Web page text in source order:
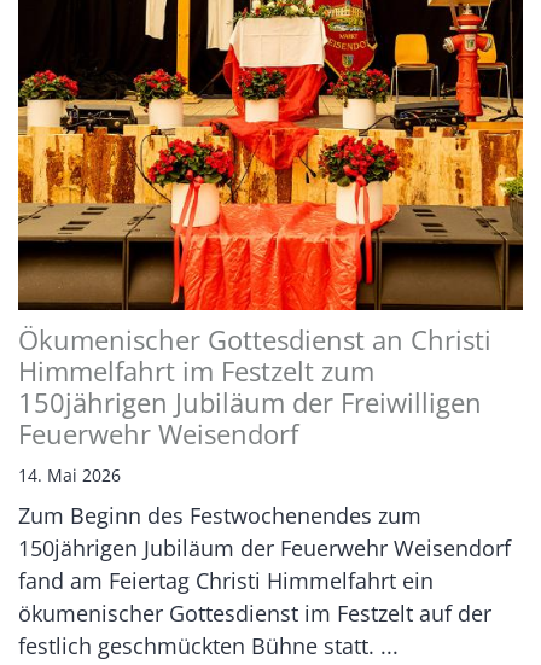
Ökumenischer Gottesdienst an Christi
Himmelfahrt im Festzelt zum
150jährigen Jubiläum der Freiwilligen
Feuerwehr Weisendorf
14. Mai 2026
Zum Beginn des Festwochenendes zum
150jährigen Jubiläum der Feuerwehr Weisendorf
fand am Feiertag Christi Himmelfahrt ein
ökumenischer Gottesdienst im Festzelt auf der
festlich geschmückten Bühne statt. ...